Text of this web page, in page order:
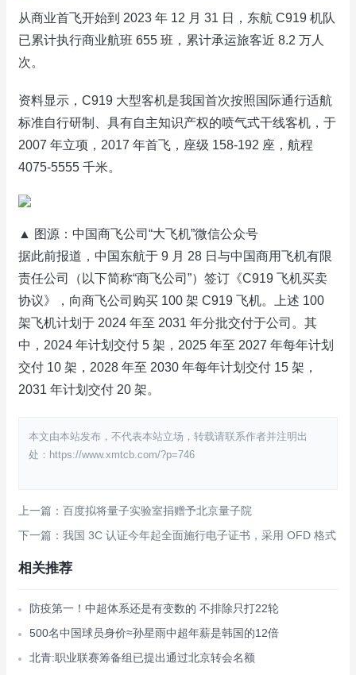
从商业首飞开始到 2023 年 12 月 31 日，东航 C919 机队
已累计执行商业航班 655 班，累计承运旅客近 8.2 万人
次。
资料显示，C919 大型客机是我国首次按照国际通行适航
标准自行研制、具有自主知识产权的喷气式干线客机，于
2007 年立项，2017 年首飞，座级 158-192 座，航程
4075-5555 千米。
▲ 图源：中国商飞公司“大飞机”微信公众号
据此前报道，中国东航于 9 月 28 日与中国商用飞机有限
责任公司（以下简称“商飞公司”）签订《C919 飞机买卖
协议》，向商飞公司购买 100 架 C919 飞机。上述 100
架飞机计划于 2024 年至 2031 年分批交付于公司。其
中，2024 年计划交付 5 架，2025 年至 2027 年每年计划
交付 10 架，2028 年至 2030 年每年计划交付 15 架，
2031 年计划交付 20 架。
本文由本站发布，不代表本站立场，转载请联系作者并注明出
处：https://www.xmtcb.com/?p=746
上一篇：百度拟将量子实验室捐赠予北京量子院
下一篇：我国 3C 认证今年起全面施行电子证书，采用 OFD 格式
相关推荐
防疫第一！中超体系还是有变数的 不排除只打22轮
500名中国球员身价≈孙星雨中超年薪是韩国的12倍
北青:职业联赛筹备组已提出通过北京转会名额